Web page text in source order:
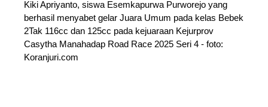
Kiki Apriyanto, siswa Esemkapurwa Purworejo yang
berhasil menyabet gelar Juara Umum pada kelas Bebek
2Tak 116cc dan 125cc pada kejuaraan Kejurprov
Casytha Manahadap Road Race 2025 Seri 4 - foto:
Koranjuri.com